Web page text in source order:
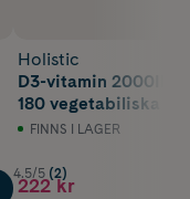
Holistic
D3-vitamin 2000IE
180 vegetabiliska
FINNS I LAGER
4.5/5 (2)
222 kr